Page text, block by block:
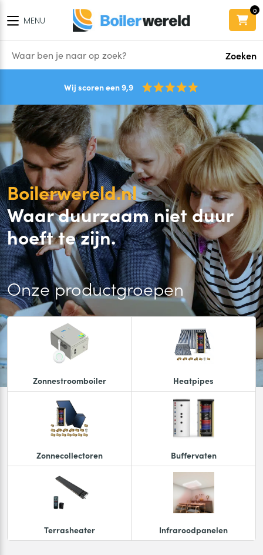
MENU
0
Zoeken
Wij scoren een 9,9
Boilerwereld.nl
Waar duurzaam niet duur
hoeft te zijn.
Onze productgroepen
Zonnestroomboiler Heatpipes
Zonnecollectoren Buffervaten
Terrasheater Infraroodpanelen